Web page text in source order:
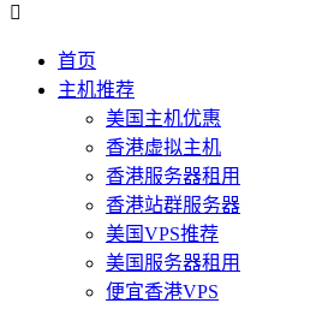

首页
主机推荐
美国主机优惠
香港虚拟主机
香港服务器租用
香港站群服务器
美国VPS推荐
美国服务器租用
便宜香港VPS